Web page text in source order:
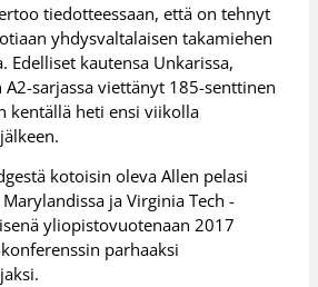
tiedotteessaan, että on tehnyt
yhdysvaltalaisen takamiehen
Edelliset kautensa Unkarissa,
A2-sarjassa viettänyt 185-senttinen
kentällä heti ensi viikolla
kotoisin oleva Allen pelasi
ja Virginia Tech -
yliopistovuotenaan 2017
parhaaksi